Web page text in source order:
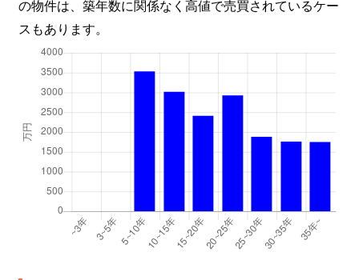
の物件は、築年数に関係なく高値で売買されているケー
スもあります。